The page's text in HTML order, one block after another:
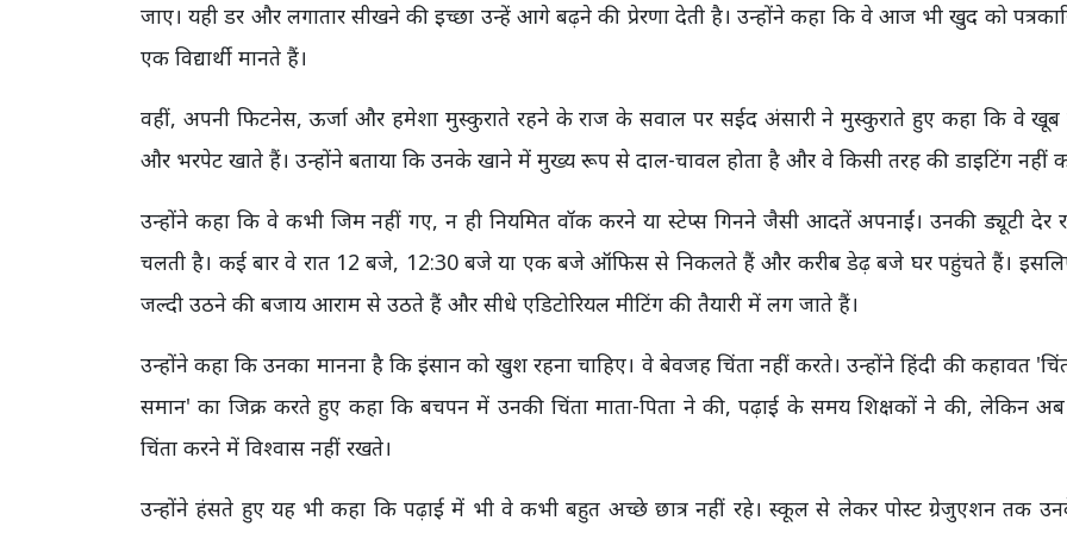
जाए। यही डर और लगातार सीखने की इच्छा उन्हें आगे बढ़ने की प्रेरणा देती है। उन्होंने कहा कि वे आज भी खुद को
एक विद्यार्थी मानते हैं।
वहीं, अपनी फिटनेस, ऊर्जा और हमेशा मुस्कुराते रहने के राज के सवाल पर सईद अंसारी ने मुस्कुराते हुए कहा कि वे
और भरपेट खाते हैं। उन्होंने बताया कि उनके खाने में मुख्य रूप से दाल-चावल होता है और वे किसी तरह की डाइटिंग नहीं
उन्होंने कहा कि वे कभी जिम नहीं गए, न ही नियमित वॉक करने या स्टेप्स गिनने जैसी आदतें अपनाईं। उनकी ड्यूटी देर
चलती है। कई बार वे रात 12 बजे, 12:30 बजे या एक बजे ऑफिस से निकलते हैं और करीब डेढ़ बजे घर पहुंचते हैं।
जल्दी उठने की बजाय आराम से उठते हैं और सीधे एडिटोरियल मीटिंग की तैयारी में लग जाते हैं।
उन्होंने कहा कि उनका मानना है कि इंसान को खुश रहना चाहिए। वे बेवजह चिंता नहीं करते। उन्होंने हिंदी की कहावत
समान' का जिक्र करते हुए कहा कि बचपन में उनकी चिंता माता-पिता ने की, पढ़ाई के समय शिक्षकों ने की, लेकिन
चिंता करने में विश्वास नहीं रखते।
उन्होंने हंसते हुए यह भी कहा कि पढ़ाई में भी वे कभी बहुत अच्छे छात्र नहीं रहे। स्कूल से लेकर पोस्ट ग्रेजुएशन तक